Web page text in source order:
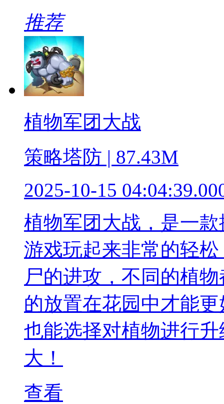
推荐
植物军团大战
策略塔防 | 87.43M
2025-10-15
植物军团大战，是一
游戏玩起来非常的轻
尸的进攻，不同的植
的放置在花园中才能
也能选择对植物进行
大！
查看